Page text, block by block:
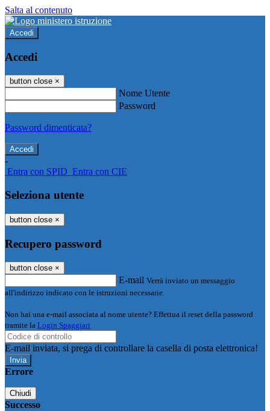
Salta al contenuto
Accedi
Accedi
button close ×
Nome Utente
Password
Password dimenticata?
-
Entra con SPID Entra con CIE
Seleziona utente
button close ×
Recupero password
button close ×
E-mail Verrà inviato un messaggio
all'indirizzo indicato con le istruzioni necessarie.
Non hai una e-mail associata al nome utente? Effettua il reset della password
tramite la Login Spaggiari
E-mail inviata, si prega di controllare la casella di posta elettronica!
Errore
Chiudi
Successo